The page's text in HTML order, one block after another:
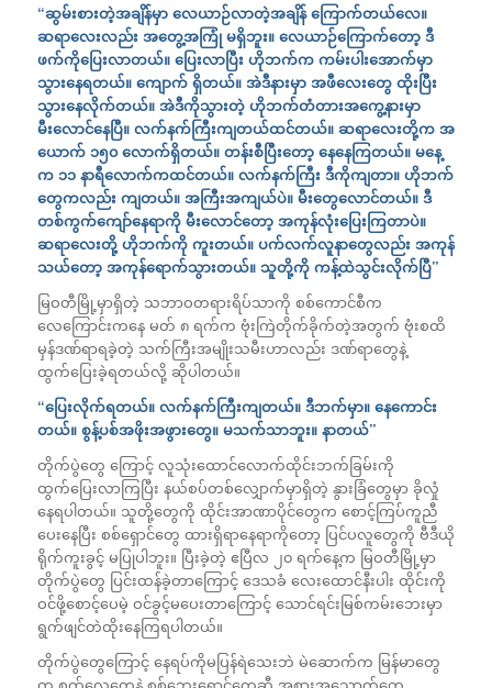
“ဆွမ်းစားတဲ့အချိန်မှာ လေယာဉ်လာတဲ့အချိန် ကြောက်တယ်လေ။
ဆရာလေးလည်း အတွေ့အကြုံ မရှိဘူး။ လေယာဉ်ကြောက်တော့ ဒီ
ဖက်ကိုပြေးလာတယ်။ ပြေးလာပြီး ဟိုဘက်က ကမ်းပါးအောက်မှာ
သွားနေရတယ်။ ကျောက် ရှိတယ်။ အဲဒီနားမှာ အဖီလေးတွေ ထိုးပြီး
သွားနေလိုက်တယ်။ အဲဒီကိုသွားတဲ့ ဟိုဘက်တံတားအကွေ့နားမှာ
မီးလောင်နေပြီ။ လက်နက်ကြီးကျတယ်ထင်တယ်။ ဆရာလေးတို့က အ
ယောက် ၁၅၀ လောက်ရှိတယ်။ တန်းစီပြီးတော့ နေနေကြတယ်။ မနေ့
က ၁၁ နာရီလောက်ကထင်တယ်။ လက်နက်ကြီး ဒီကိုကျတာ။ ဟိုဘက်
တွေကလည်း ကျတယ်။ အကြီးအကျယ်ပဲ။ မီးတွေလောင်တယ်။ ဒီ
တစ်ကွက်ကျော်နေရာကို မီးလောင်တော့ အကုန်လုံးပြေးကြတာပဲ။
ဆရာလေးတို့ ဟိုဘက်ကို ကူးတယ်။ ပက်လက်လူနာတွေလည်း အကုန်
သယ်တော့ အကုန်ရောက်သွားတယ်။ သူတို့ကို ကန့်ထဲသွင်းလိုက်ပြီ”
မြဝတီမြို့မှာရှိတဲ့ သဘာဝတရားရိပ်သာကို စစ်ကောင်စီက
လေကြောင်းကနေ မတ် ၈ ရက်က ဗုံးကြဲတိုက်ခိုက်တဲ့အတွက် ဗုံးစထိ
မှန်ဒဏ်ရာရခဲ့တဲ့ သက်ကြီးအမျိုးသမီးဟာလည်း ဒဏ်ရာတွေနဲ့
ထွက်ပြေးခဲ့ရတယ်လို့ ဆိုပါတယ်။
“ပြေးလိုက်ရတယ်။ လက်နက်ကြီးကျတယ်။ ဒီဘက်မှာ။ နေကောင်း
တယ်။ စွန့်ပစ်အဖိုးအဖွားတွေ။ မသက်သာဘူး။ နာတယ်”
တိုက်ပွဲတွေ ကြောင့် လူသုံးထောင်လောက်ထိုင်းဘက်ခြမ်းကို
ထွက်ပြေးလာကြပြီး နယ်စပ်တစ်လျှောက်မှာရှိတဲ့ နွားခြံတွေမှာ ခိုလှုံ
နေရပါတယ်။ သူတို့တွေကို ထိုင်းအာဏာပိုင်တွေက စောင့်ကြပ်ကူညီ
ပေးနေပြီး စစ်ရှောင်တွေ ထားရှိရာနေရာကိုတော့ ပြင်ပလူတွေကို ဗီဒီယို
ရိုက်ကူးခွင့် မပြုပါဘူး။ ပြီးခဲ့တဲ့ ဧပြီလ ၂၀ ရက်နေ့က မြဝတီမြို့မှာ
တိုက်ပွဲတွေ ပြင်းထန်ခဲ့တာကြောင့် ဒေသခံ လေးထောင်နီးပါး ထိုင်းကို
ဝင်ဖို့စောင့်ပေမဲ့ ဝင်ခွင့်မပေးတာကြောင့် သောင်ရင်းမြစ်ကမ်းဘေးမှာ
ရွက်ဖျင်တဲထိုးနေကြရပါတယ်။
တိုက်ပွဲတွေကြောင့် နေရပ်ကိုမပြန်ရဲသေးဘဲ မဲဆောက်က မြန်မာတွေ